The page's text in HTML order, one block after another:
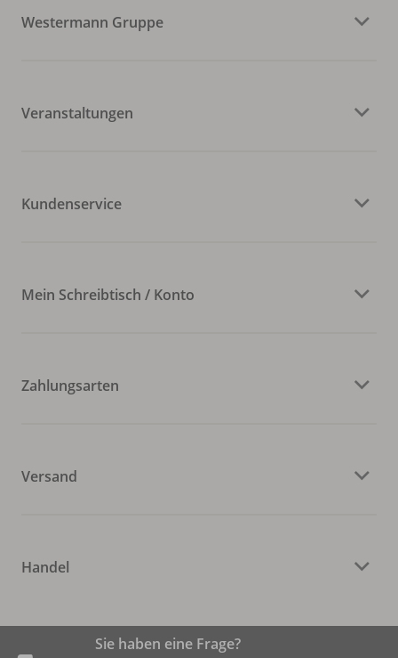
Westermann Gruppe
Veranstaltungen
Kundenservice
Mein Schreibtisch / Konto
Zahlungsarten
Versand
Handel
Sie haben eine Frage?